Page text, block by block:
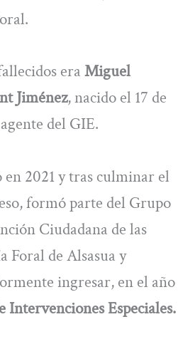
era Miguel
Jiménez, nacido el 17 de
del GIE.
2021 y tras culminar el
formó parte del Grupo
Ciudadana de las
Foral de Alsasua y
ingresar, en el año
Intervenciones Especiales.